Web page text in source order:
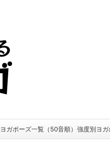
ヨガポーズ一覧（50音順） 強度別ヨガ